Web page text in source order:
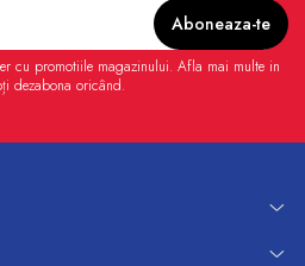
cu promotiile magazinului. Afla mai multe in
dezabona oricând.